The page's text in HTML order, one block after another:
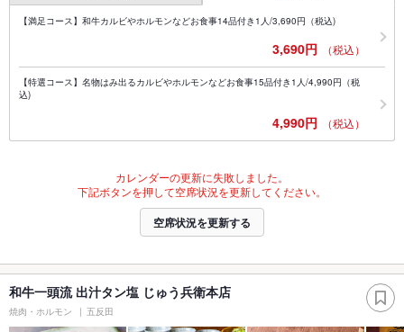
【満足コース】和牛カルビやホルモンなどお食事14品付き1人/3,690円（税込)
3,690円 （税込）
【特選コース】名物はみ出るカルビやホルモンなどお食事15品付き1人/4,990円（税
込)
4,990円 （税込）
カレンダーの更新に失敗しました。
下記ボタンを押して空席状況を更新してください。
空席状況を更新する
和牛一頭流 出汁タン塩 じゅう兵衛本店
焼肉・ホルモン 五反田